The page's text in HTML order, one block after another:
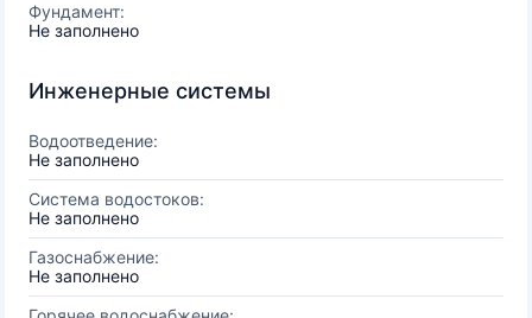
Фундамент:
Не заполнено
Инженерные системы
Водоотведение:
Не заполнено
Система водостоков:
Не заполнено
Газоснабжение:
Не заполнено